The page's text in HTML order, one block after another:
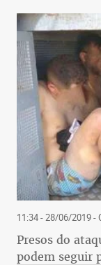
11:34 - 28/06/2019-
Presos do
podem seguir